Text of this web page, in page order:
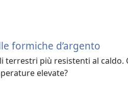
formiche d’argento
terrestri più resistenti al caldo.
elevate?